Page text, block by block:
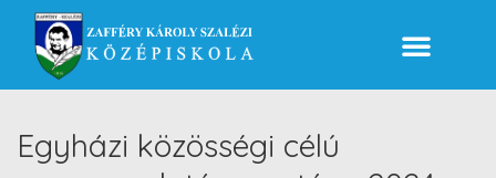
Egyházi közösségi célú